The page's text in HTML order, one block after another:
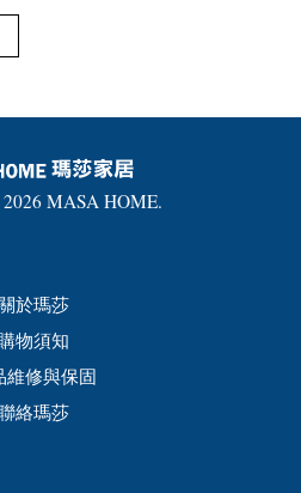
MASA HOME.
於瑪莎
物須知
維修與保固
絡瑪莎